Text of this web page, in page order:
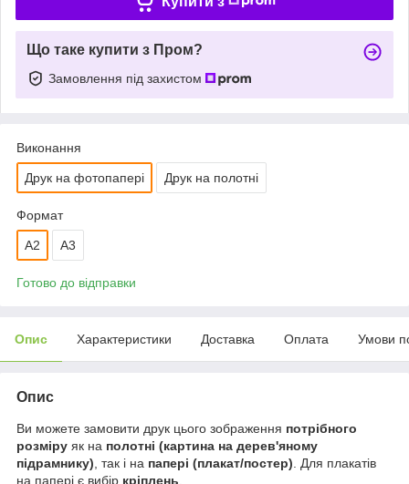
Що таке купити з Пром?
Замовлення під захистом
Виконання
Друк на фотопапері Друк на полотні
Формат
A2 A3
Готово до відправки
Опис Характеристики Доставка Оплата Умови
Опис
Ви можете замовити друк цього зображення потрібного
розміру як на полотні (картина на дерев'яному
підрамнику) , так і на папері (плакат/постер) . Для плакатів
на папері є вибір кріплень